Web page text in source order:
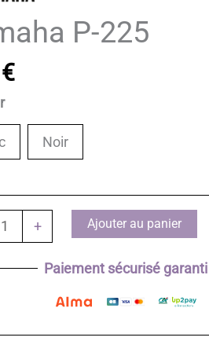
P-225
€
Noir
+ Ajouter au panier
Paiement sécurisé garanti